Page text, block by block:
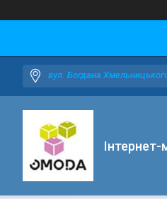
вул. Богдана
Інтернет-